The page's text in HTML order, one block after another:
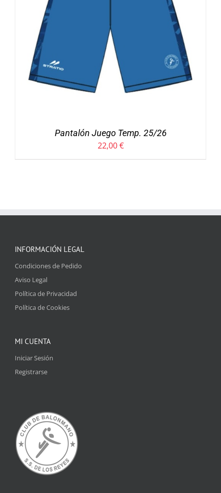
Pantalón Juego Temp. 25/26
22,00€
INFORMACIÓN LEGAL
Condiciones de Pedido
Aviso Legal
Política de Privacidad
Política de Cookies
MI CUENTA
Iniciar Sesión
Registrarse